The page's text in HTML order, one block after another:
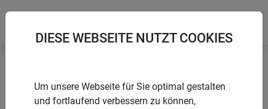
Startseite Sonnensegel Sun Sail CANNES Rechteck
DIESE WEBSEITE NUTZT COOKIES
Um unsere Webseite für Sie optimal gestalten
und fortlaufend verbessern zu können,